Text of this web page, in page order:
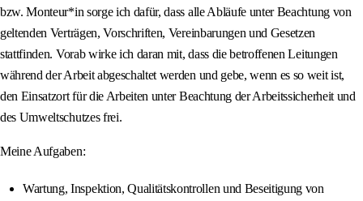
bzw. Monteur*in sorge ich dafür, dass alle Abläufe unter Beachtung von
geltenden Verträgen, Vorschriften, Vereinbarungen und Gesetzen
stattfinden. Vorab wirke ich daran mit, dass die betroffenen Leitungen
während der Arbeit abgeschaltet werden und gebe, wenn es so weit ist,
den Einsatzort für die Arbeiten unter Beachtung der Arbeitssicherheit und
des Umweltschutzes frei.
Meine Aufgaben:
Wartung, Inspektion, Qualitätskontrollen und Beseitigung von